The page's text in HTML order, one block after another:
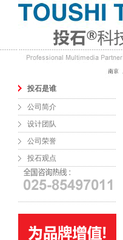
投石是谁
公司简介
设计团队
公司荣誉
投石观点